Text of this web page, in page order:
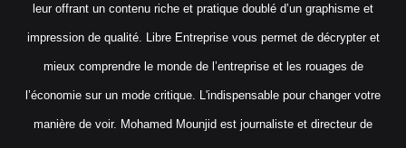
leur offrant un contenu riche et pratique doublé d’un graphisme et
impression de qualité. Libre Entreprise vous permet de décrypter et
mieux comprendre le monde de l’entreprise et les rouages de
l’économie sur un mode critique. L'indispensable pour changer votre
manière de voir. Mohamed Mounjid est journaliste et directeur de